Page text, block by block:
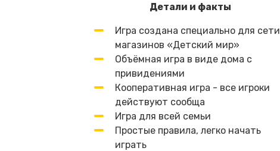
Детали и факты
Игра создана специально для сети
магазинов «Детский мир»
Объёмная игра в виде дома с
привидениями
Кооперативная игра - все игроки
действуют сообща
Игра для всей семьи
Простые правила, легко начать
играть